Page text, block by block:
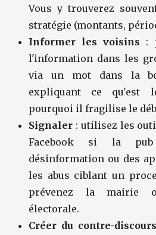
Vous y trouverez
stratégie (montants,
Informer les voisins :
l'information dans les
via un mot dans la
expliquant ce qu'est
pourquoi il fragilise le
Signaler : utilisez les
Facebook si la
désinformation ou des
les abus ciblant un
prévenez la mairie
électorale.
Créer du contre-discours